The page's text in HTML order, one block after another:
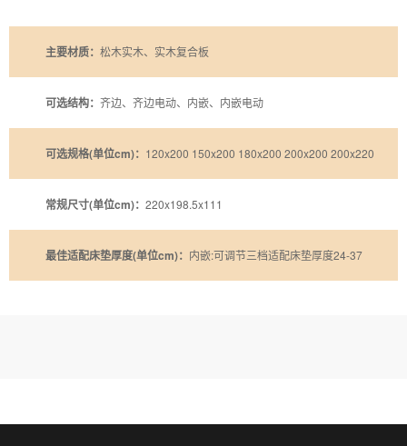
主要材质： 松木实木、实木复合板
可选结构： 齐边、齐边电动、内嵌、内嵌电动
可选规格(单位cm)： 120x200 150x200 180x200 200x200 200x220
常规尺寸(单位cm)： 220x198.5x111
最佳适配床垫厚度(单位cm)： 内嵌:可调节三档适配床垫厚度24-37